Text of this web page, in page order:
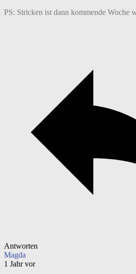
PS: Stricken ist dann kommende Woche
Antworten
Magda
1 Jahr vor